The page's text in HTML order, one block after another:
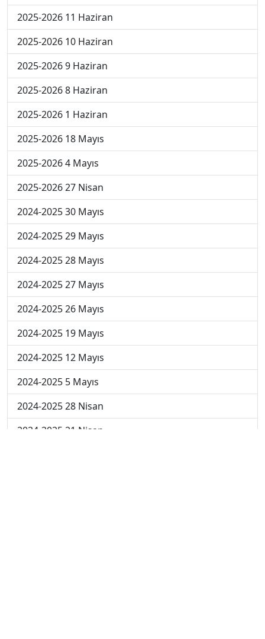
2025-2026 11 Haziran
2025-2026 10 Haziran
2025-2026 9 Haziran
2025-2026 8 Haziran
2025-2026 1 Haziran
2025-2026 18 Mayıs
2025-2026 4 Mayıs
2025-2026 27 Nisan
2024-2025 30 Mayıs
2024-2025 29 Mayıs
2024-2025 28 Mayıs
2024-2025 27 Mayıs
2024-2025 26 Mayıs
2024-2025 19 Mayıs
2024-2025 12 Mayıs
2024-2025 5 Mayıs
2024-2025 28 Nisan
2024-2025 21 Nisan